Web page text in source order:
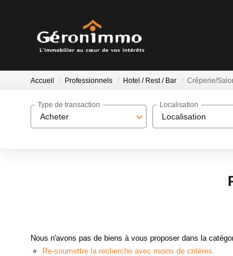
Accueil Professionnels Hotel / Rest / Bar Crêperie/
Acheter
Type de transaction
Localisation
Localisation
Nous n'avons pas de biens à vous proposer dans la
Re-soumettre la recherche avec moins de critères.